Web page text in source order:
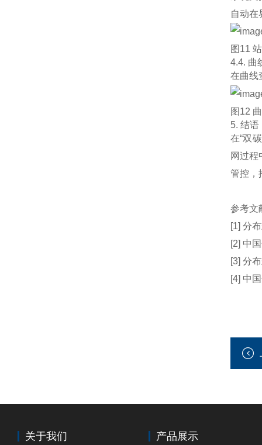
自动在
图11
4.4. 曲
在曲线
图12
5. 结语
在“双
网过程
管控，
参考文
[1] 分
[2] 中
[3] 分
[4] 中
关于我们 产品展示